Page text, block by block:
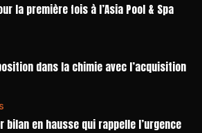
la première fois à l’Asia Pool & Spa
dans la chimie avec l’acquisition
bilan en hausse qui rappelle l’urgence